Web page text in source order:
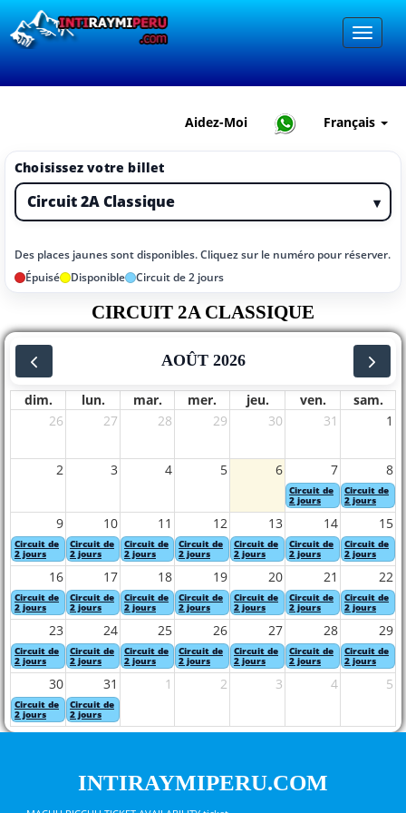
Aidez-Moi Français
Choisissez votre billet
▾
Des places jaunes sont disponibles. Cliquez sur le numéro pour réserver.
Épuisé
Disponible Circuit de 2 jours
CIRCUIT 2A CLASSIQUE
AOÛT 2026
dim. lun. mar. mer. jeu. ven.
sam.
26
27 28 29 30 31 1
2 3 4 5 6 7 8
Circuit de
2 jours
Circuit de
2 jours
9 10 11 12 13 14 15
Circuit de
2 jours
Circuit de
2 jours
Circuit de
2 jours
Circuit de
2 jours
Circuit de
2 jours
Circuit de
2 jours
Circuit de
2 jours
16 17 18 19 20 21 22
Circuit de
2 jours
Circuit de
2 jours
Circuit de
2 jours
Circuit de
2 jours
Circuit de
2 jours
Circuit de
2 jours
Circuit de
2 jours
23 24 25 26 27 28 29
Circuit de
2 jours
Circuit de
2 jours
Circuit de
2 jours
Circuit de
2 jours
Circuit de
2 jours
Circuit de
2 jours
Circuit de
2 jours
30 31 1 2 3 4 5
Circuit de
2 jours
Circuit de
2 jours
INTIRAYMIPERU.COM